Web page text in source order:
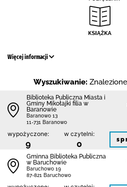
Więcej informacji
Wyszukiwanie:
Biblioteka Publiczna Miasta i
Gminy Mikołajki filia w
Baranowie
Baranowo 13
11-731 Baranowo
wypożyczone:
9
w czytelni:
0
Gminna Biblioteka Publiczna
w Baruchowie
Baruchowo 19
87-821 Baruchowo